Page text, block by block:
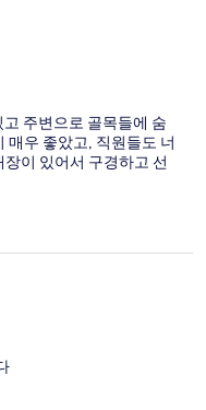
주변으로 골목들에 숨
매우 좋았고, 직원들도 너
이 있어서 구경하고 선